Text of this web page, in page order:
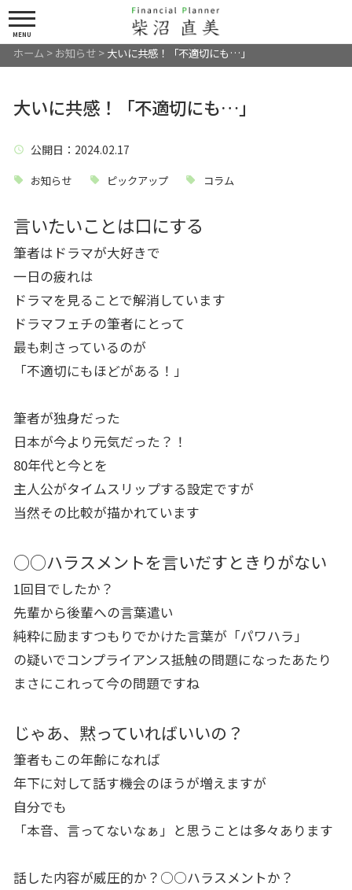
MENU
ホーム > お知らせ> 大いに共感！「不適切にも…」
大いに共感！「不適切にも…」
公開日 ：2024.02.17
お知らせ ピックアップ コラム
言いたいことは口にする
筆者はドラマが大好きで
一日の疲れは
ドラマを見ることで解消しています
ドラマフェチの筆者にとって
最も刺さっているのが
「不適切にもほどがある！」
筆者が独身だった
日本が今より元気だった？！
80年代と今とを
主人公がタイムスリップする設定ですが
当然その比較が描かれています
○○ハラスメントを言いだすときりがない
1回目でしたか？
先輩から後輩への言葉遣い
純粋に励ますつもりでかけた言葉が「パワハラ」
の疑いでコンプライアンス抵触の問題になったあたり
まさにこれって今の問題ですね
じゃあ、黙っていればいいの？
筆者もこの年齢になれば
年下に対して話す機会のほうが増えますが
自分でも
「本音、言ってないなぁ」と思うことは多々あります
話した内容が威圧的か？○○ハラスメントか？